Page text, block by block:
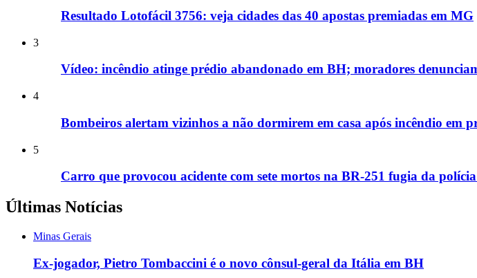
Resultado Lotofácil 3756: veja cidades das 40 apostas premiadas em MG
3
Vídeo: incêndio atinge prédio abandonado em BH; moradores
4
Bombeiros alertam vizinhos a não dormirem em casa após incêndio em
5
Carro que provocou acidente com sete mortos na BR-251 fugia da
Últimas Notícias
Minas Gerais
Ex-jogador, Pietro Tombaccini é o novo cônsul-geral da Itália em BH